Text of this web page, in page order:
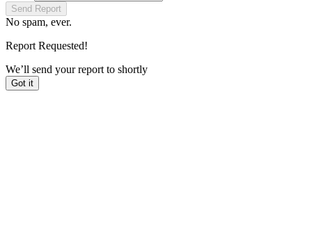
Send Report
No spam, ever.
Report Requested!
We’ll send your report to shortly
Got it